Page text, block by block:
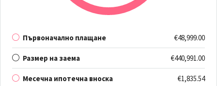
Първоначално плащане €48,999.00
Размер на заема €440,991.00
Месечна ипотечна вноска €1,835.54